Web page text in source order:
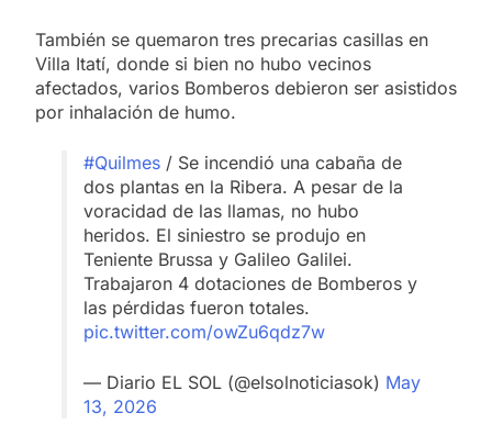
También se quemaron tres precarias casillas en
Villa Itatí, donde si bien no hubo vecinos
afectados, varios Bomberos debieron ser asistidos
por inhalación de humo.
#Quilmes / Se incendió una cabaña de
dos plantas en la Ribera. A pesar de la
voracidad de las llamas, no hubo
heridos. El siniestro se produjo en
Teniente Brussa y Galileo Galilei.
Trabajaron 4 dotaciones de Bomberos y
las pérdidas fueron totales.
pic.twitter.com/owZu6qdz7w
— Diario EL SOL (@elsolnoticiasok) May
13, 2026